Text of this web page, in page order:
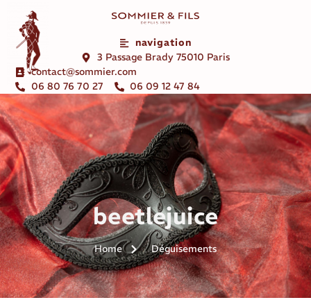
navigation
3 Passage Brady 75010 Paris
contact@sommier.com
06 80 76 70 27
06 09 12 47 84
beetlejuice
Home Déguisements